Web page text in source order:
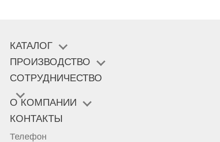
КАТАЛОГ
ПРОИЗВОДСТВО
СОТРУДНИЧЕСТВО
О КОМПАНИИ
КОНТАКТЫ
Телефон